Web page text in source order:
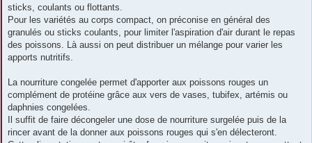
sticks, coulants ou flottants.
Pour les variétés au corps compact, on préconise en général des
granulés ou sticks coulants, pour limiter l'aspiration d'air durant le repas
des poissons. Là aussi on peut distribuer un mélange pour varier les
apports nutritifs.
La nourriture congelée permet d'apporter aux poissons rouges un
complément de protéine grâce aux vers de vases, tubifex, artémis ou
daphnies congelées.
Il suffit de faire décongeler une dose de nourriture surgelée puis de la
rincer avant de la donner aux poissons rouges qui s'en délecteront.